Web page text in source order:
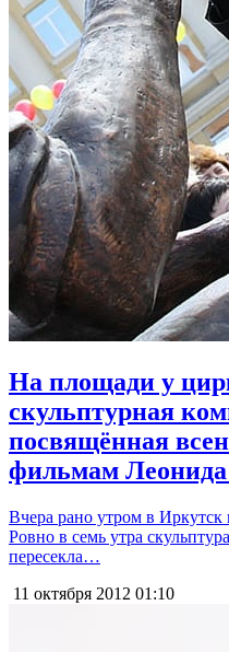
На площади у
скульптурная
посвящённая
фильмам Леонида
Вчера рано утром в
Ровно в семь утра
пересекла…
11 октября 2012 01:10